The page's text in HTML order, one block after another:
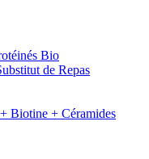
Bio
de Repas
Biotine + Céramides